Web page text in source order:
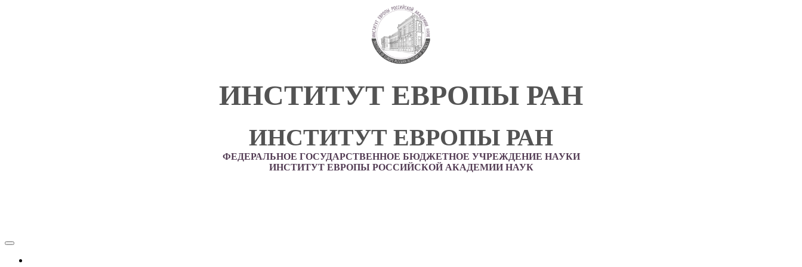
ИНСТИТУТ ЕВРОПЫ РАН
ИНСТИТУТ ЕВРОПЫ РАН
ФЕДЕРАЛЬНОЕ ГОСУДАРСТВЕННОЕ БЮДЖЕТНОЕ УЧРЕЖДЕНИЕ НАУКИ
ИНСТИТУТ ЕВРОПЫ РОССИЙСКОЙ АКАДЕМИИ НАУК